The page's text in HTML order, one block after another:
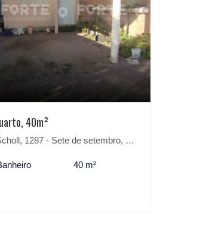
40m²
- Sete de setembro, São Lourenço do Sul-RS
40 m²